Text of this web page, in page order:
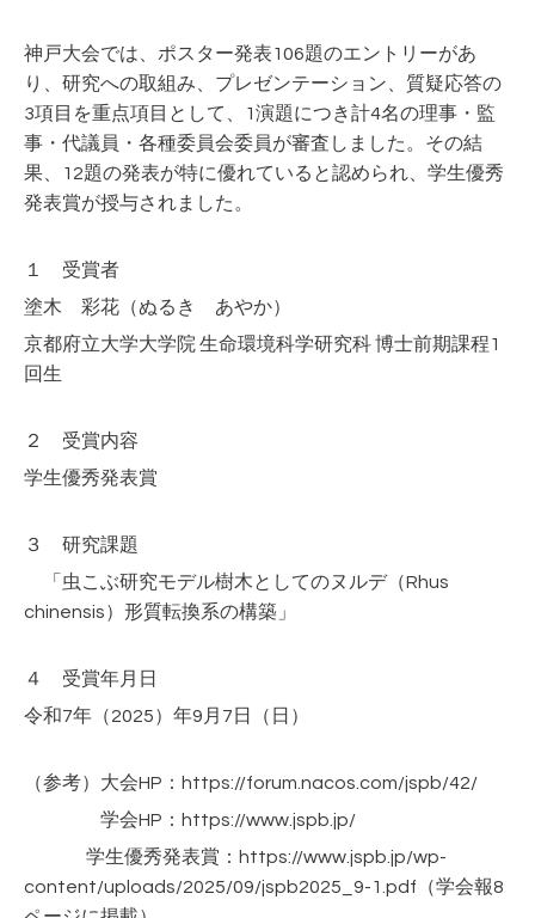
神戸大会では、ポスター発表106題のエントリーがあ
り、研究への取組み、プレゼンテーション、質疑応答の
3項目を重点項目として、1演題につき計4名の理事・監
事・代議員・各種委員会委員が審査しました。その結
果、12題の発表が特に優れていると認められ、学生優秀
発表賞が授与されました。
１ 受賞者
塗木 彩花（ぬるき あやか）
京都府立大学大学院 生命環境科学研究科 博士前期課程1
回生
２ 受賞内容
学生優秀発表賞
３ 研究課題
「虫こぶ研究モデル樹木としてのヌルデ（Rhus
chinensis）形質転換系の構築」
４ 受賞年月日
令和7年（2025）年9月7日（日）
（参考）大会HP：https://forum.nacos.com/jspb/42/
学会HP：https://www.jspb.jp/
学生優秀発表賞：https://www.jspb.jp/wp-
content/uploads/2025/09/jspb2025_9-1.pdf （学会報8